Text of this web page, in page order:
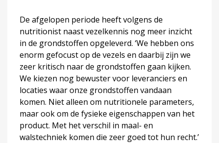
De afgelopen periode heeft volgens de
nutritionist naast vezelkennis nog meer inzicht
in de grondstoffen opgeleverd. ‘We hebben ons
enorm gefocust op de vezels en daarbij zijn we
zeer kritisch naar de grondstoffen gaan kijken.
We kiezen nog bewuster voor leveranciers en
locaties waar onze grondstoffen vandaan
komen. Niet alleen om nutritionele parameters,
maar ook om de fysieke eigenschappen van het
product. Met het verschil in maal- en
walstechniek komen die zeer goed tot hun recht.’